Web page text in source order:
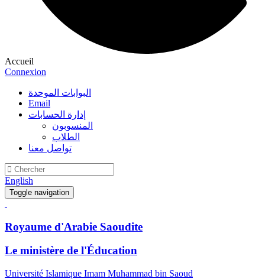
Accueil
Connexion
البوابات الموحدة
Email
إدارة الحسابات
المنسوبون
الطلاب
تواصل معنا
English
Toggle navigation
Royaume d'Arabie Saoudite
Le ministère de l'Éducation
Université Islamique Imam Muhammad bin Saoud